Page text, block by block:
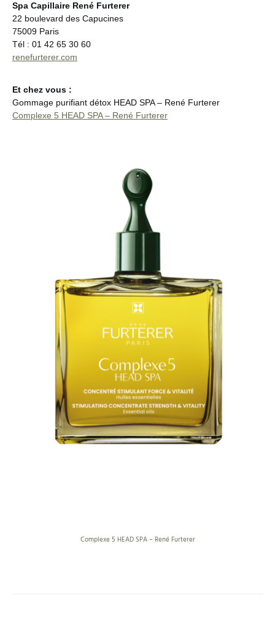
Spa Capillaire René Furterer
22 boulevard des Capucines
75009 Paris
Tél : 01 42 65 30 60
renefurterer.com
Et chez vous :
Gommage purifiant détox HEAD SPA – René Furterer
Complexe 5 HEAD SPA – René Furterer
Complexe 5 HEAD SPA – René Furterer